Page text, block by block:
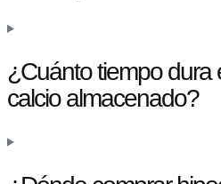
¿Cuánto tiempo dura
calcio almacenado?